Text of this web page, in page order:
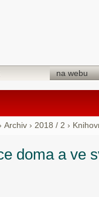
Archiv › 2018 / 2 ›
doma a ve